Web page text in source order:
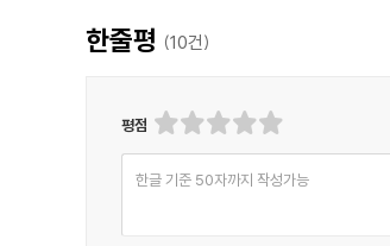
한줄평 (10건)
평점
한글 기준 50자까지 작성가능